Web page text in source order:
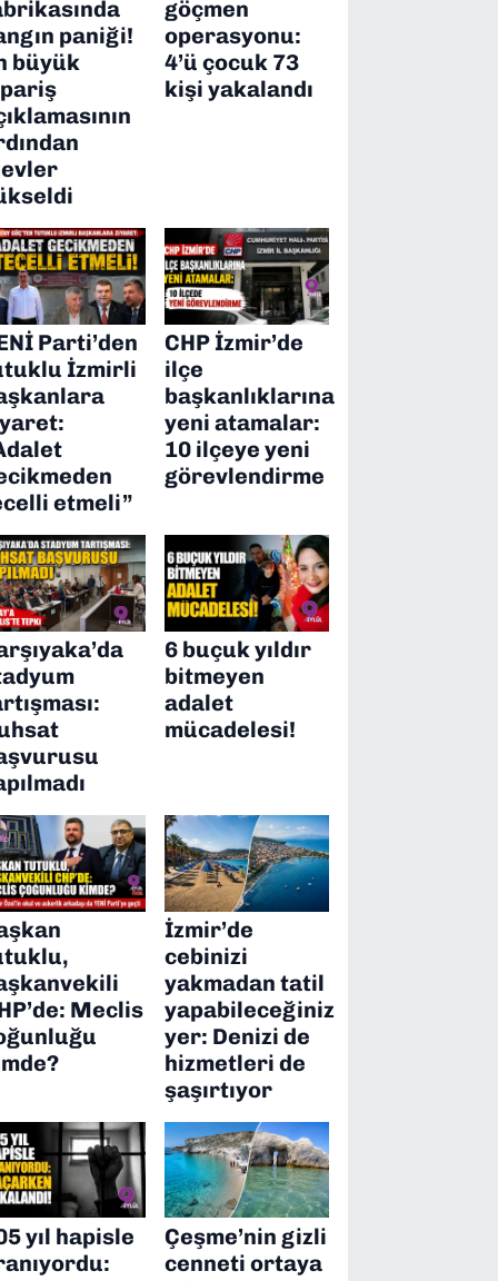
paniği!
büyük
göçmen
operasyonu:
4’ü çocuk 73
kişi yakalandı
Parti’den
İzmirli
etmeli”
CHP İzmir’de
ilçe
başkanlıklarına
yeni atamalar:
10 ilçeye yeni
görevlendirme
6 buçuk yıldır
bitmeyen
adalet
mücadelesi!
Meclis
İzmir’de
cebinizi
yakmadan tatil
yapabileceğiniz
yer: Denizi de
hizmetleri de
şaşırtıyor
yıl hapisle
Çeşme’nin gizli
cenneti ortaya